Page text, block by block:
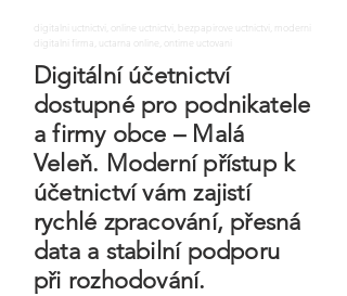
digitalni uctnictvi, online uctnictvi, bezpapirove uctnictvi, moderni
digitalni firma, uctarna online, ontime uctovani
Digitální účetnictví
dostupné pro podnikatele
a firmy obce – Malá
Veleň. Moderní přístup k
účetnictví vám zajistí
rychlé zpracování, přesná
data a stabilní podporu
při rozhodování.